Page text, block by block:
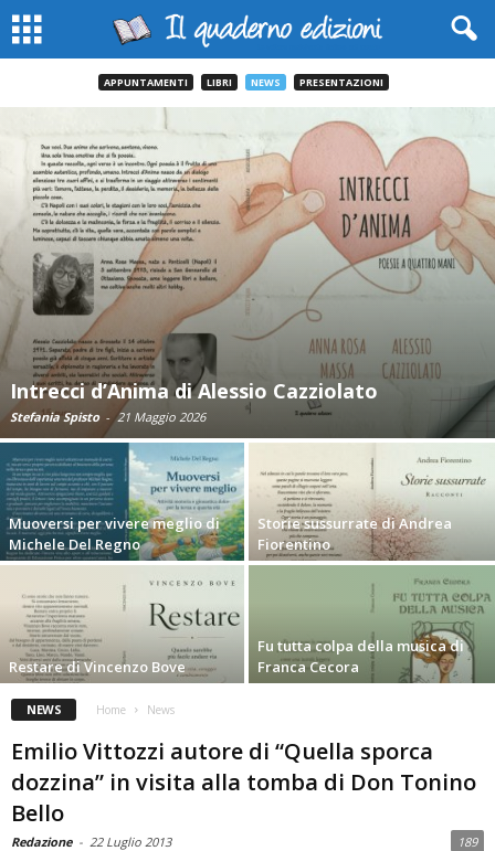
APPUNTAMENTI LIBRI NEWS PRESENTAZIONI
Intrecci d’Anima di Alessio Cazziolato
Stefania Spisto - 21 Maggio 2026
Muoversi per vivere meglio di
Michele Del Regno
Storie sussurrate di Andrea
Fiorentino
Restare di Vincenzo Bove
Fu tutta colpa della musica di
Franca Cecora
NEWS Home News
Emilio Vittozzi autore di “Quella sporca
dozzina” in visita alla tomba di Don Tonino
Bello
Redazione - 22 Luglio 2013 189